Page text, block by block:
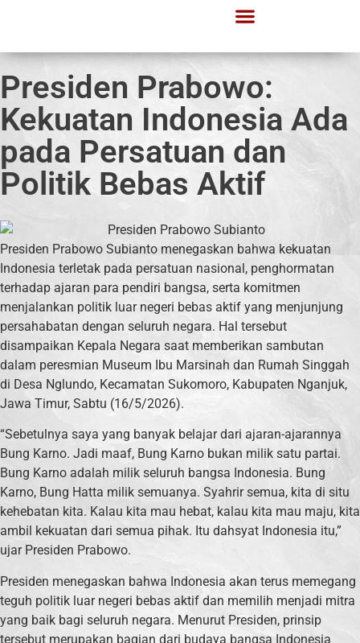
Presiden Prabowo:
Kekuatan Indonesia Ada
pada Persatuan dan
Politik Bebas Aktif
Presiden Prabowo Subianto menegaskan bahwa kekuatan
Indonesia terletak pada persatuan nasional, penghormatan
terhadap ajaran para pendiri bangsa, serta komitmen
menjalankan politik luar negeri bebas aktif yang menjunjung
persahabatan dengan seluruh negara. Hal tersebut
disampaikan Kepala Negara saat memberikan sambutan
dalam peresmian Museum Ibu Marsinah dan Rumah Singgah
di Desa Nglundo, Kecamatan Sukomoro, Kabupaten Nganjuk,
Jawa Timur, Sabtu (16/5/2026).
“Sebetulnya saya yang banyak belajar dari ajaran-ajarannya
Bung Karno. Jadi maaf, Bung Karno bukan milik satu partai.
Bung Karno adalah milik seluruh bangsa Indonesia. Bung
Karno, Bung Hatta milik semuanya. Syahrir semua, kita di situ
kehebatan kita. Kalau kita mau hebat, kalau kita mau maju, kita
ambil kekuatan dari semua pihak. Itu dahsyat Indonesia itu,”
ujar Presiden Prabowo.
Presiden menegaskan bahwa Indonesia akan terus memegang
teguh politik luar negeri bebas aktif dan memilih menjadi mitra
yang baik bagi seluruh negara. Menurut Presiden, prinsip
tersebut merupakan bagian dari budaya bangsa Indonesia